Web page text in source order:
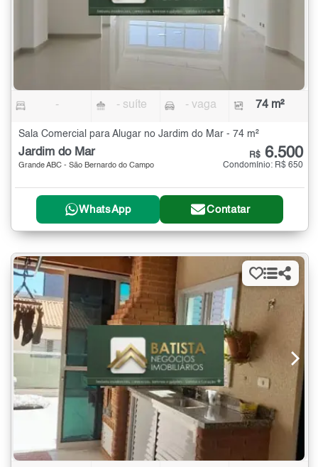
- - suíte - vaga 74 m²
Sala Comercial para Alugar no Jardim do Mar - 74 m²
Jardim do Mar
Grande ABC - São Bernardo do Campo
R$ 6.500
Condomínio: R$ 650
WhatsApp Contatar